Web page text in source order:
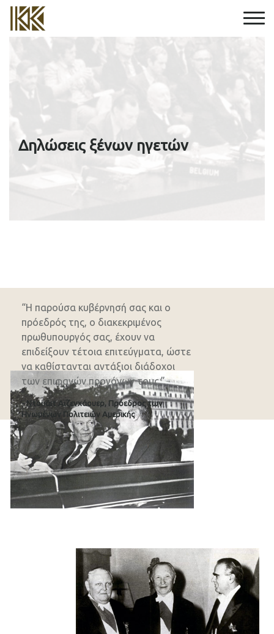
Δηλώσεις ξένων ηγετών
“Η παρούσα κυβέρνησή σας και ο
πρόεδρός της, ο διακεκριμένος
πρωθυπουργός σας, έχουν να
επιδείξουν τέτοια επιτεύγματα, ώστε
να καθίστανται αντάξιοι διάδοχοι
των επιφανών προγόνων τους.”
- Ντουάιτ Αϊζενχάουερ, Πρόεδρος των
Ηνωμένων Πολιτειών Αμερικής